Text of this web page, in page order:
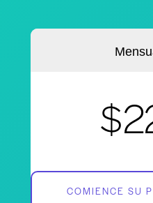
COMIENCE SU